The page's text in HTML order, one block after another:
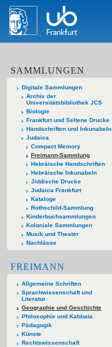
SAMMLUNGEN
Digitale Sammlungen
Archiv der
Universitätsbibliothek JCS
Biologie
Frankfurt und Seltene Drucke
Handschriften und Inkunabeln
Judaica
Compact Memory
Freimann-Sammlung
Hebräische Handschriften
Hebräische Inkunabeln
Jiddische Drucke
Judaica Frankfurt
Kataloge
Rothschild-Sammlung
Kinderbuchsammlungen
Koloniale Sammlungen
Musik und Theater
Nachlässe
FREIMANN
Allgemeine Schriften
Sprachwissenschaft und
Literatur
Geographie und Geschichte
Philosophie und Kabbala
Pädagogik
Künste
Rechtswissenschaft